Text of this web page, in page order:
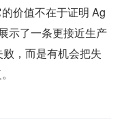
价值不在于证明 Ag
示了一条更接近生产
，而是有机会把失